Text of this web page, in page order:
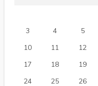
3
4 5
10
11 12
17
18 19
24
25 26